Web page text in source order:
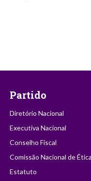
Partido
Diretório Nacional
Executiva Nacional
Conselho Fiscal
Comissão Nacional de Ética
Estatuto